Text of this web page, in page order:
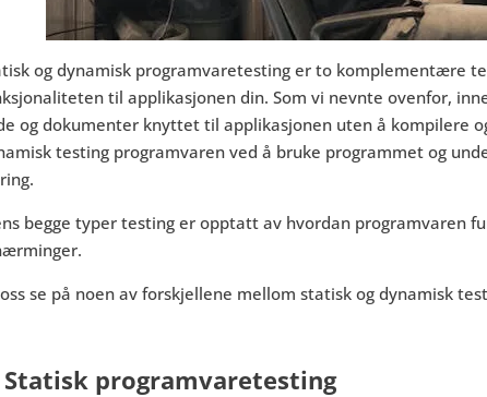
og dynamisk programvaretesting er to komplementære
til applikasjonen din. Som vi nevnte ovenfor,
og dokumenter knyttet til applikasjonen uten å kompilere
testing programvaren ved å bruke programmet og
begge typer testing er opptatt av hvordan programvaren
se på noen av forskjellene mellom statisk og dynamisk
Statisk programvaretesting